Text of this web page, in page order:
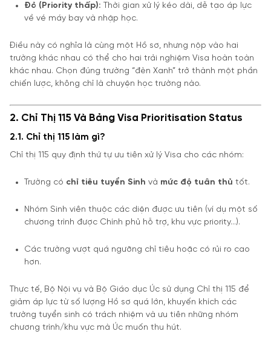
Đỏ (Priority thấp): Thời gian xử lý kéo dài, dễ tạo áp lực
về vé máy bay và nhập học.
Điều này có nghĩa là cùng một Hồ sơ, nhưng nộp vào hai
trường khác nhau có thể cho hai trải nghiệm Visa hoàn toàn
khác nhau. Chọn đúng trường “đèn Xanh” trở thành một phần
chiến lược, không chỉ là chuyện học trường nào.
2. Chỉ Thị 115 Và Bảng Visa Prioritisation Status
2.1. Chỉ thị 115 làm gì?
Chỉ thị 115 quy định thứ tự ưu tiên xử lý Visa cho các nhóm:
Trường có chỉ tiêu tuyển Sinh và mức độ tuân thủ tốt.
Nhóm Sinh viên thuộc các diện được ưu tiên (ví dụ một số
chương trình được Chính phủ hỗ trợ, khu vực priority…).
Các trường vượt quá ngưỡng chỉ tiêu hoặc có rủi ro cao
hơn.
Thực tế, Bộ Nội vụ và Bộ Giáo dục Úc sử dụng Chỉ thị 115 để
giảm áp lực từ số lượng Hồ sơ quá lớn, khuyến khích các
trường tuyển sinh có trách nhiệm và ưu tiên những nhóm
chương trình/khu vực mà Úc muốn thu hút.